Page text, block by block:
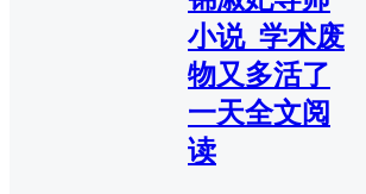
小说_学术废
物又多活了
一天全文阅
读